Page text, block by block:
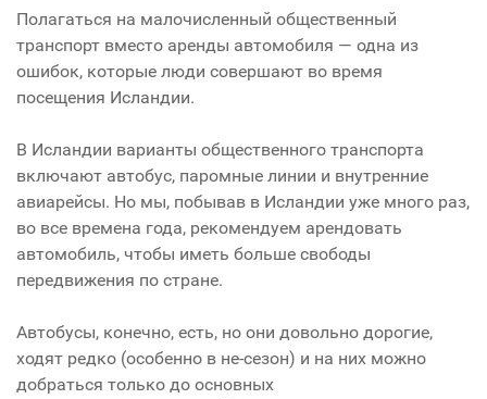
Полагаться на малочисленный общественный
транспорт вместо аренды автомобиля — одна из
ошибок, которые люди совершают во время
посещения Исландии.
В Исландии варианты общественного транспорта
включают автобус, паромные линии и внутренние
авиарейсы. Но мы, побывав в Исландии уже много раз,
во все времена года, рекомендуем арендовать
автомобиль, чтобы иметь больше свободы
передвижения по стране.
Автобусы, конечно, есть, но они довольно дорогие,
ходят редко (особенно в не-сезон) и на них можно
добраться только до основных